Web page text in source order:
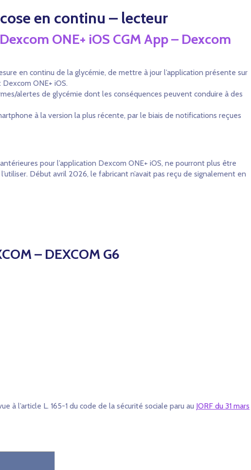
en continu – lecteur
ONE+ iOS CGM App – Dexcom
en continu de la glycémie, de mettre à jour l’application présente sur
ONE+ iOS.
alertes de glycémie dont les conséquences peuvent conduire à des
à la version la plus récente, par le biais de notifications reçues
pour l’application Dexcom ONE+ iOS, ne pourront plus être
Début avril 2026, le fabricant n’avait pas reçu de signalement en
– DEXCOM G6
l’article L. 165-1 du code de la sécurité sociale paru au JORF du 31 mars